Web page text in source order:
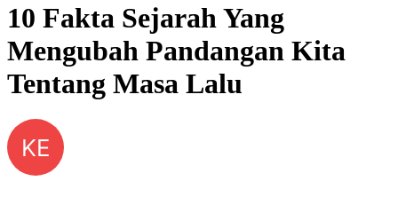
10 Fakta Sejarah Yang
Mengubah Pandangan Kita
Tentang Masa Lalu
KE